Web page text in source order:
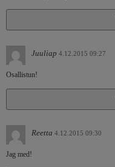
Juuliap 4.12.2015 09:27
Osallistun!
Reetta 4.12.2015 09:30
Jag med!